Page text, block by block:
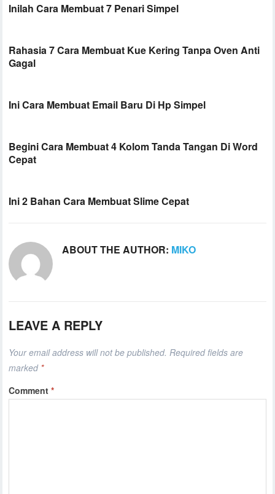
Inilah Cara Membuat 7 Penari Simpel
Rahasia 7 Cara Membuat Kue Kering Tanpa Oven Anti
Gagal
Ini Cara Membuat Email Baru Di Hp Simpel
Begini Cara Membuat 4 Kolom Tanda Tangan Di Word
Cepat
Ini 2 Bahan Cara Membuat Slime Cepat
ABOUT THE AUTHOR: MIKO
LEAVE A REPLY
Your email address will not be published. Required fields are
marked *
Comment*